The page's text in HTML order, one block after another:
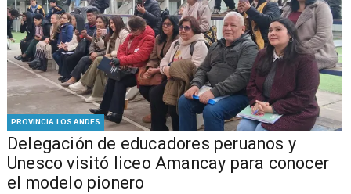
PROVINCIA LOS ANDES
Delegación de educadores peruanos y
Unesco visitó liceo Amancay para conocer
el modelo pionero